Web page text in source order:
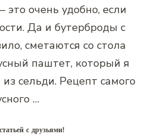
это очень удобно, если
Да и бутерброды с
сметаются со стола
паштет, который я
сельди. Рецепт самого
…
с друзьями!